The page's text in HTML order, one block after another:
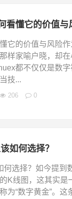
看懂它的价值与
它的价值与风险作
样家喻户晓，却
都不仅仅是数字
技...
206 0
如何选择？
何选择？如今提到
K线图，这其实是
为“数字黄金”。这